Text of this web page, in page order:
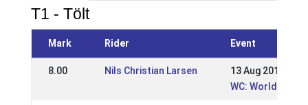
T1 - Tölt
Mark Rider Event
8.00 Nils Christian Larsen
13 Aug 2017
WC: World